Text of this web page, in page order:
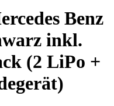
Benz
inkl.
(2 LiPo +